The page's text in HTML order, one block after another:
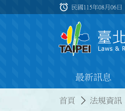
:::
alarm 民國115年08月06
最新訊息
首頁 法規資訊